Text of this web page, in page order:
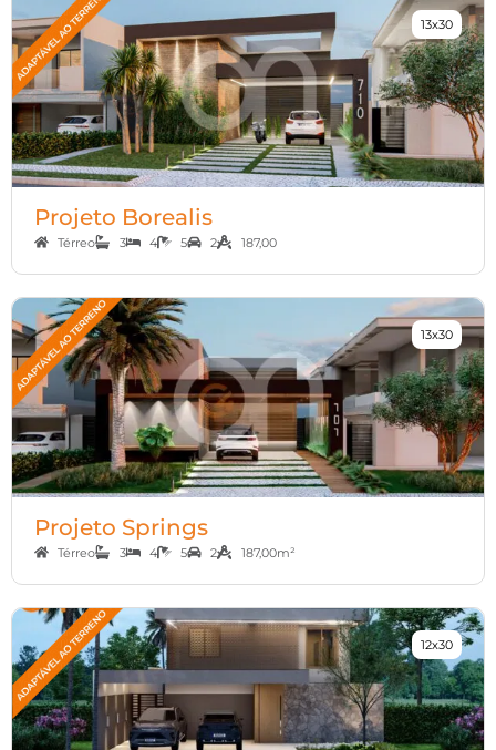
13x30
Projeto Borealis
Térreo 3 4 5 2 187,00
13x30
Projeto Springs
Térreo 3 4 5 2 187,00m²
12x30